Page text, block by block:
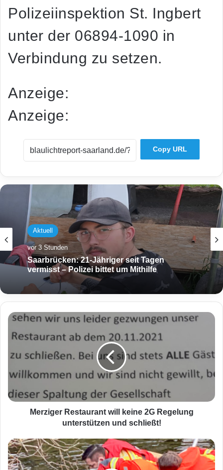
Polizeiinspektion St. Ingbert
unter der 06894-1090 in
Verbindung zu setzen.
Anzeige:
Anzeige:
Copy URL
Aktuell
vor 3 Stunden
Saarbrücken: 21-Jähriger seit Tagen
vermisst – Polizei bittet um Mithilfe
M
e
r
R
a
u
r
Merziger Restaurant will keine 2G Regelung
unterstützen und schließt!
F
e
u